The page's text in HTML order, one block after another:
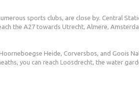
sports clubs, are close by. Central
the A27 towards Utrecht, Almere,
Heide, Corversbos, and Goois
you can reach Loosdrecht, the water